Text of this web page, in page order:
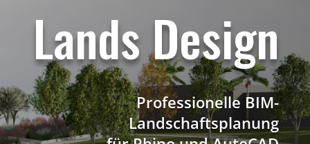
Lands Design
Professionelle BIM-
Landschaftsplanung